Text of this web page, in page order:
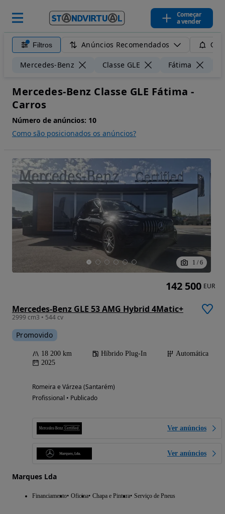
Começar
a vender
Filtros Anúncios Recomendados
Mercedes-Benz Classe GLE Fátima
Mercedes-Benz Classe GLE Fátima -
Carros
Número de anúncios: 10
Como são posicionados os anúncios?
1 / 6
Mercedes-Benz GLE 53 AMG Hybrid 4Matic+
2999 cm3 • 544 cv
Promovido
18 200 km Híbrido Plug-In
Automática
2025
Romeira e Várzea (Santarém)
Profissional • Publicado
Ver anúncios
Ver anúncios
Marques Lda
Financiamento Oficina Chapa e Pintura Serviço de Pneus
142 500 EUR